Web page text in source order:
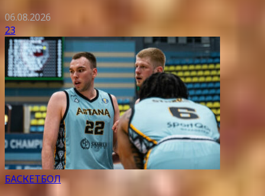
06.08.2026
23
БАСКЕТБОЛ